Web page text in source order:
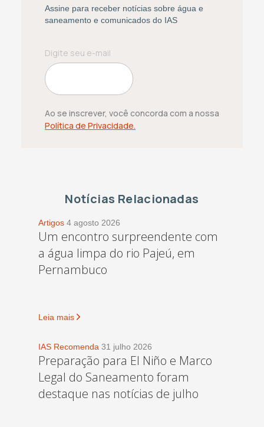
Assine para receber notícias sobre água e
saneamento e comunicados do IAS
Ao se inscrever, você concorda com a nossa
Política de Privacidade.
Notícias Relacionadas
Artigos 4 agosto 2026
Um encontro surpreendente com
a água limpa do rio Pajeú, em
Pernambuco
Leia mais
IAS Recomenda 31 julho 2026
Preparação para El Niño e Marco
Legal do Saneamento foram
destaque nas notícias de julho